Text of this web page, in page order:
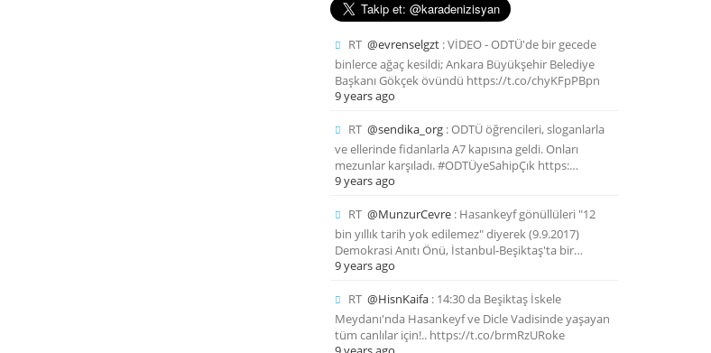
RT @evrenselgzt : VİDEO - ODTÜ'de bir gecede
binlerce ağaç kesildi; Ankara Büyükşehir Belediye
Başkanı Gökçek övündü https://t.co/chyKFpPBpn
9 years ago
RT @sendika_org : ODTÜ öğrencileri, sloganlarla
ve ellerinde fidanlarla A7 kapısına geldi. Onları
mezunlar karşıladı. #ODTÜyeSahipÇık https:…
9 years ago
RT @MunzurCevre : Hasankeyf gönüllüleri "12
bin yıllık tarih yok edilemez" diyerek (9.9.2017)
Demokrasi Anıtı Önü, İstanbul-Beşiktaş'ta bir…
9 years ago
RT @HisnKaifa : 14:30 da Beşiktaş İskele
Meydanı'nda Hasankeyf ve Dicle Vadisinde yaşayan
tüm canlılar için!.. https://t.co/brmRzURoke